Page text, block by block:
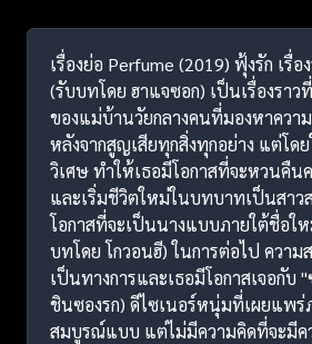
เรื่องย่อ Perfume (2019) ฟุ้งรัก เรื่
(รับบทโดย ฮาแจซอก) เป็นเรื่องรา
ของแม่บ้านวัยกลางคนที่มองหาควา
หลังจากสูญเสียทุกสิ่งทุกอย่าง แต่โด
วิเศษ ทำให้เธอมีโอกาสที่จะหวนคืน
และเริ่มชีวิตใหม่ในบทบาทเป็นสาว
โอกาสที่จะเป็นนางแบบภายใต้ชื่อใ
บทโดย โกวอนฮี) ในการต่อไป ความ
เป็นทางการและเธอมีโอกาสเจอกับ
ชินซองรก) ดีไซเนอร์หนุ่มที่เผยแพร่
สมบูรณ์แบบ แต่ไม่มีความคิดที่จะมีค